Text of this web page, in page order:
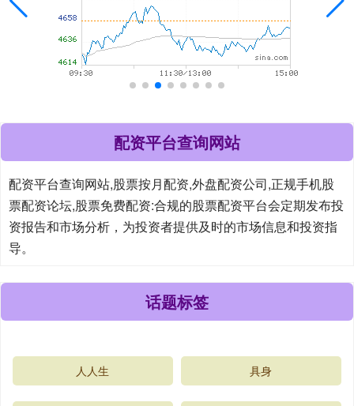
配资平台查询网站
配资平台查询网站,股票按月配资,外盘配资公司,正规手机股
票配资论坛,股票免费配资:合规的股票配资平台会定期发布投
资报告和市场分析，为投资者提供及时的市场信息和投资指
导。
话题标签
人人生 具身